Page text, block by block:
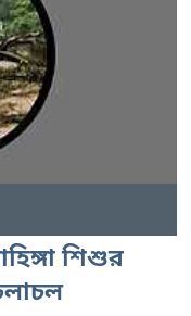
শিশুর